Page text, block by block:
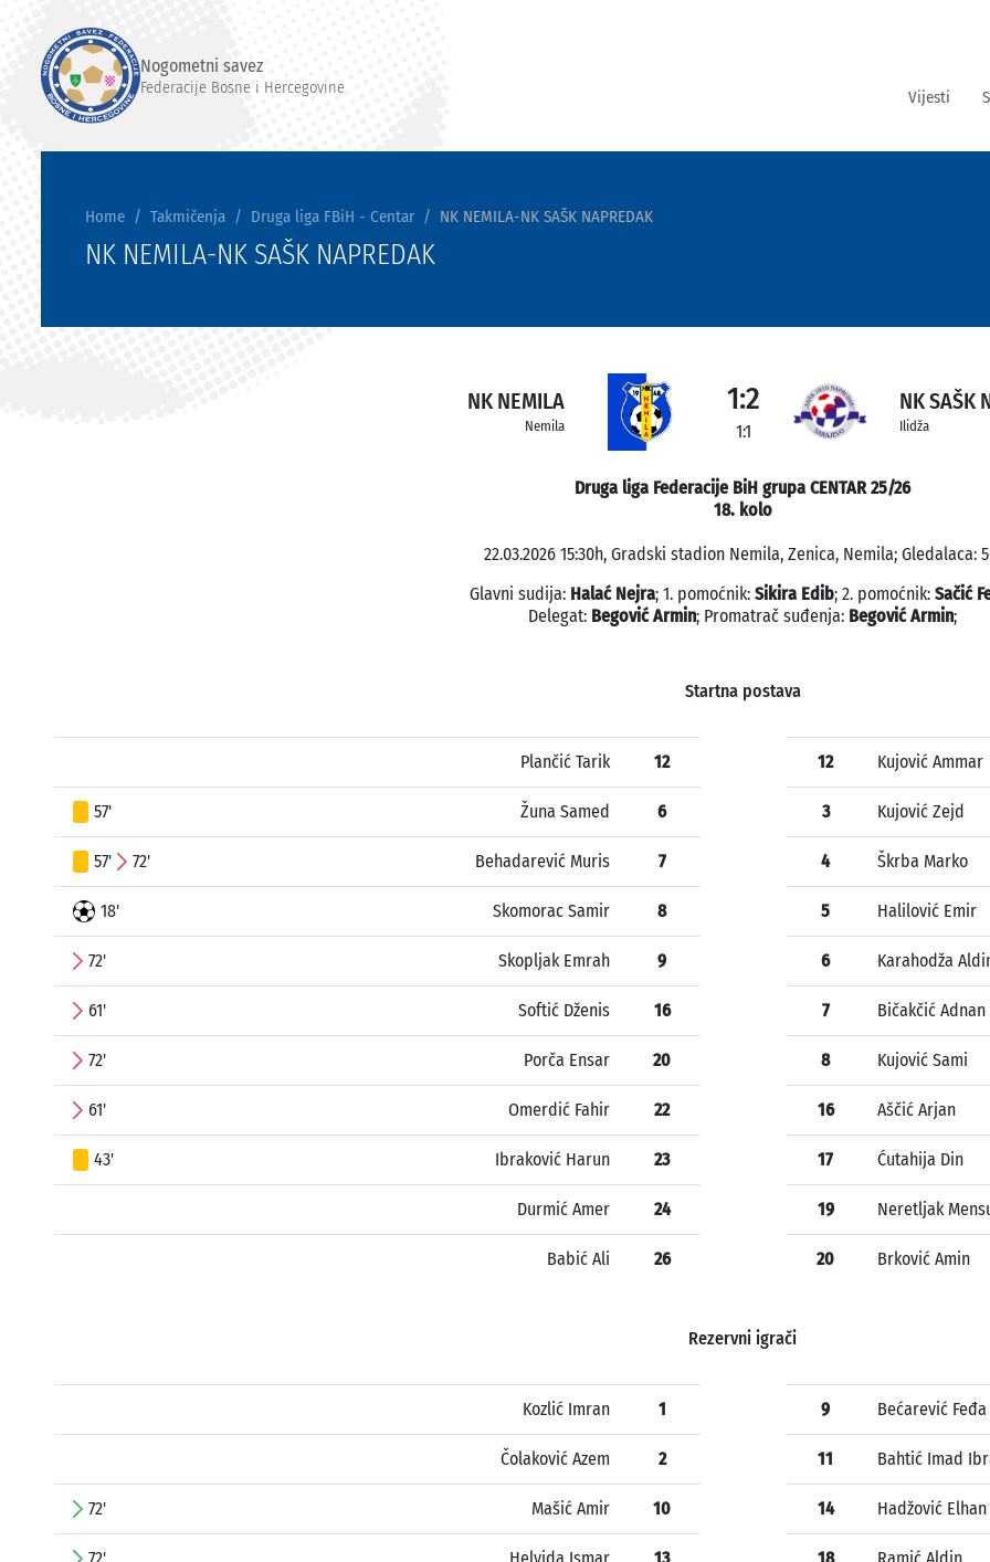
Nogometni savez
Federacije Bosne i Hercegovine Vijesti
Home Takmičenja Druga liga FBiH - Centar NK NEMILA-NK SAŠK NAPREDAK
NK NEMILA-NK SAŠK NAPREDAK
NK NEMILA
Nemila
1:2
1:1
NK SAŠK
Ilidža
Druga liga Federacije BiH grupa CENTAR 25/26
18. kolo
22.03.2026 15:30h, Gradski stadion Nemila, Zenica, Nemila; Gledalaca:
Glavni sudija: Halać Nejra; 1. pomoćnik: Sikira Edib; 2. pomoćnik: Sačić
Delegat: Begović Armin; Promatrač suđenja: Begović Armin;
Startna postava
Plančić Tarik 12
57' Žuna Samed 6
57' 72' Behadarević Muris 7
18' Skomorac Samir 8
72' Skopljak Emrah 9
61' Softić Dženis 16
72' Porča Ensar 20
61' Omerdić Fahir 22
43' Ibraković Harun 23
Durmić Amer 24
Babić Ali 26
12 Kujović Ammar
3 Kujović Zejd
4 Škrba Marko
5 Halilović Emir
6 Karahodža
7 Bičakčić Adnan
8 Kujović Sami
16 Aščić Arjan
17 Ćutahija Din
19 Neretljak
20 Brković Amin
Rezervni igrači
Kozlić Imran 1
Čolaković Azem 2
72' Mašić Amir 10
9 Bećarević Feđa
11 Bahtić Imad
14 Hadžović Elhan